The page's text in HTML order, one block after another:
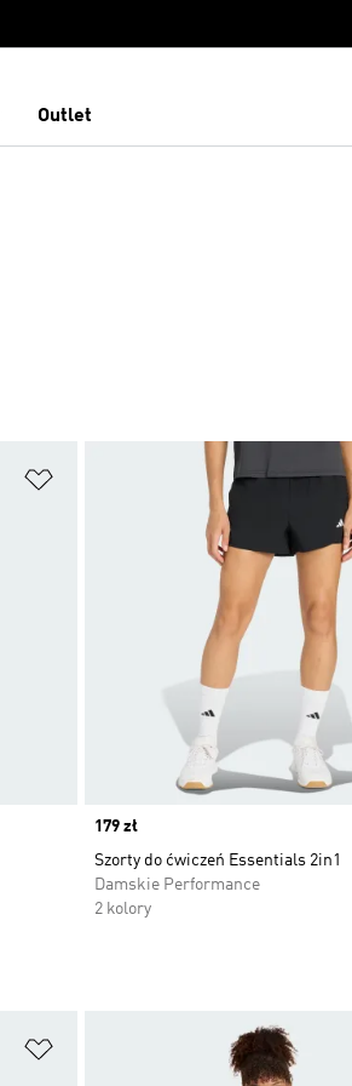
Outlet
Dodaj do listy życzeń
Price
179 zł
Szorty do ćwiczeń Essentials 2in1
Damskie Performance
2 kolory
Dodaj do listy życzeń